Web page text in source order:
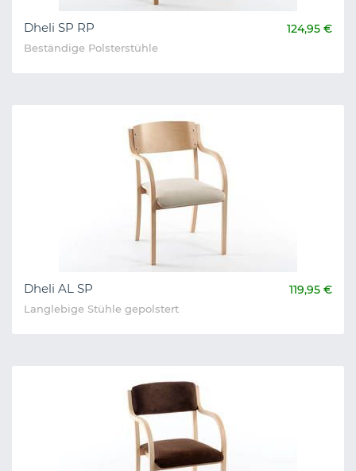
Dheli SP RP 124,95 €
Beständige Polsterstühle
Dheli AL SP 119,95 €
Langlebige Stühle gepolstert